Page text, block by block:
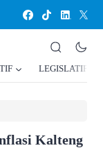
LEGISLATIF
Kalteng